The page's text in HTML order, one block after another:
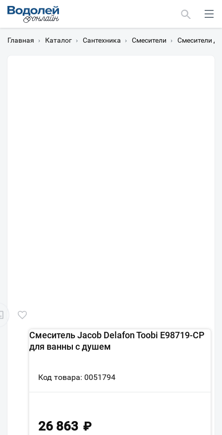
Главная › Каталог › Сантехника › Смесители › Смесители
Смеситель Jacob Delafon Toobi E98719-CP
для ванны с душем
Код товара: 0051794
26 863 ₽